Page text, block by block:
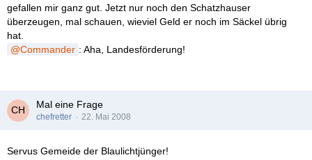
gefallen mir ganz gut. Jetzt nur noch den Schatzhauser
überzeugen, mal schauen, wieviel Geld er noch im Säckel übrig
hat.
Commander : Aha, Landesförderung!
Mal eine Frage
chefretter 22. Mai 2008
Servus Gemeide der Blaulichtjünger!